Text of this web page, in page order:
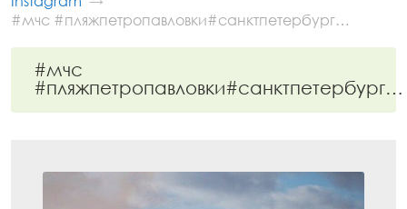
#мчс #пляжпетропавловки#санктпетербург…
#мчс
#пляжпетропавловки#санктпетербург…